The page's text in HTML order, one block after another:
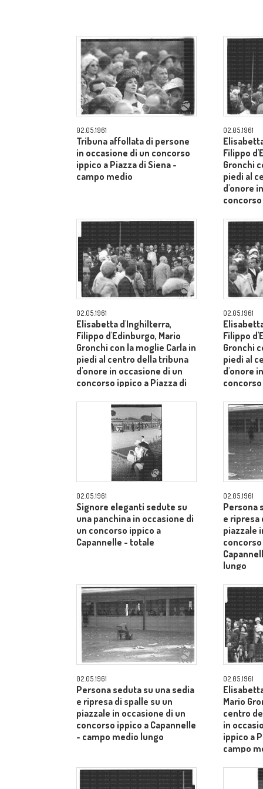
02.05.1961
Tribuna affollata di persone
in occasione di un concorso
ippico a Piazza di Siena -
campo medio
02.05.1961
Filippo
Gronchi
piedi al
d'onore
02.05.1961
Elisabetta d'Inghilterra,
Filippo d'Edinburgo, Mario
Gronchi con la moglie Carla in
piedi al centro della tribuna
d'onore in occasione di un
concorso ippico a Piazza di
02.05.1961
Filippo
Gronchi
piedi al
d'onore
02.05.1961
Signore eleganti sedute su
una panchina in occasione di
un concorso ippico a
Capannelle - totale
02.05.1961
Persona
e ripresa
piazzale
concorso
lungo
02.05.1961
Persona seduta su una sedia
e ripresa di spalle su un
piazzale in occasione di un
concorso ippico a Capannelle
- campo medio lungo
02.05.1961
Mario
centro
in
ippico a
campo